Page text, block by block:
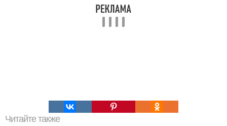
Читайте также